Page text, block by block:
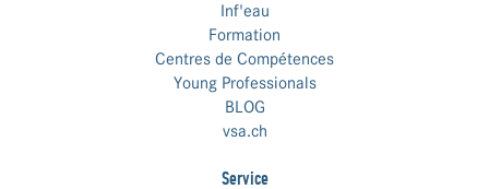
Inf'eau
Formation
Centres de Compétences
Young Professionals
BLOG
vsa.ch
Service